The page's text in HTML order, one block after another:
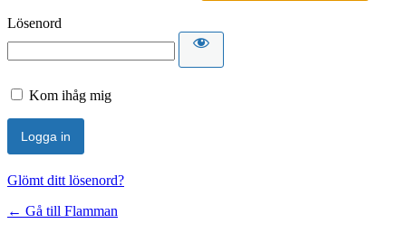
Lösenord
Kom ihåg mig
Glömt ditt lösenord?
← Gå till Flamman